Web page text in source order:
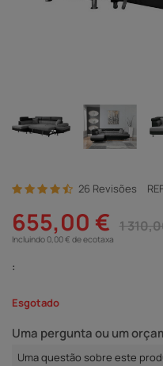
26 Revisões
655,00 € 1
Incluindo 0,00 € de ecotaxa
:
Esgotado
Uma pergunta ou um
Uma questão sobre este